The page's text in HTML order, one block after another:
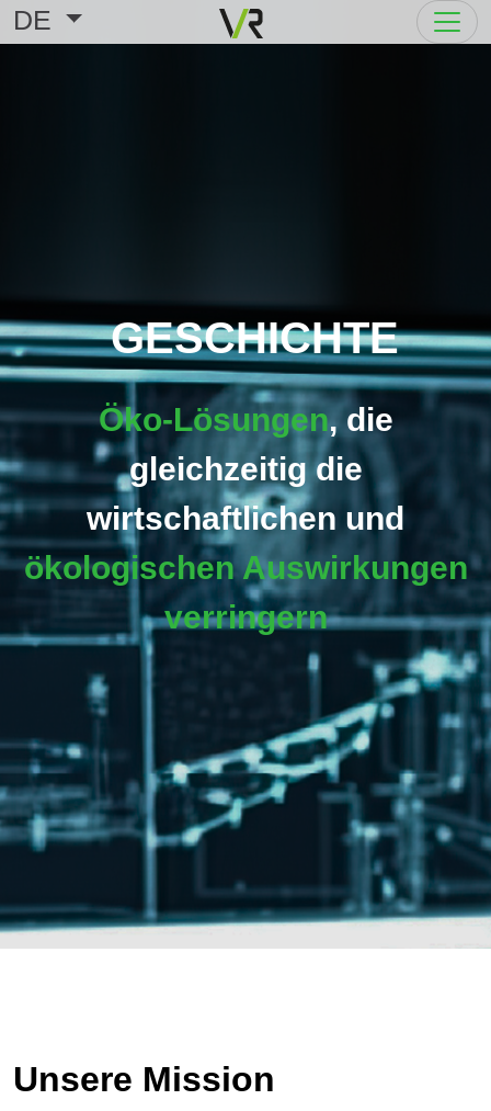
DE
GESCHICHTE
Öko-Lösungen, die
gleichzeitig die
wirtschaftlichen und
ökologischen Auswirkungen
verringern
Unsere Mission